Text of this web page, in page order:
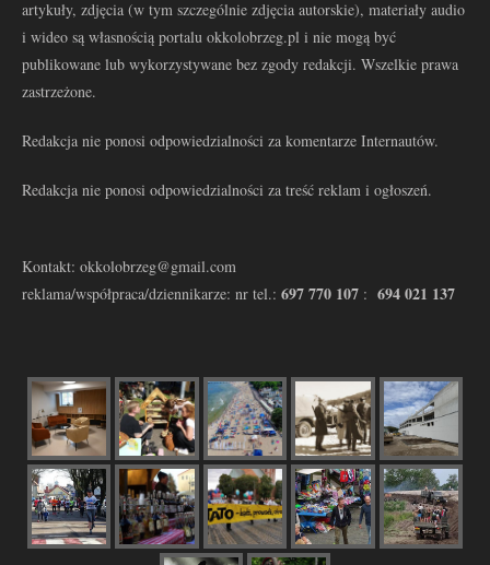
artykuły, zdjęcia (w tym szczególnie zdjęcia autorskie), materiały audio
i wideo są własnością portalu okkolobrzeg.pl i nie mogą być
publikowane lub wykorzystywane bez zgody redakcji. Wszelkie prawa
zastrzeżone.
Redakcja nie ponosi odpowiedzialności za komentarze Internautów.
Redakcja nie ponosi odpowiedzialności za treść reklam i ogłoszeń.
Kontakt: okkolobrzeg@gmail.com
reklama/współpraca/dziennikarze: nr tel.: 697 770 107 : 694 021 137